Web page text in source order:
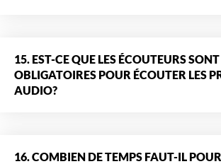
15. EST-CE QUE LES ÉCOUTEURS SONT
OBLIGATOIRES POUR ÉCOUTER LES
AUDIO?
16. COMBIEN DE TEMPS FAUT-IL